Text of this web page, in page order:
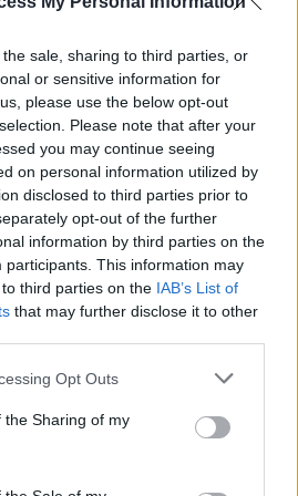
sale, sharing to third parties, or
or sensitive information for
please use the below opt-out
Please note that after your
you may continue seeing
on personal information utilized by
disclosed to third parties prior to
opt-out of the further
information by third parties on the
participants. This information may
third parties on the IAB’s List of
that may further disclose it to other
Opt Outs
the Sharing of my
W końcu jednak odwróciła głowę
przyglądał się twarzom
Inne dzieci powiedziały mu, że
razem z większością
że porywacze ją karmią, ale
„Zacząłem się trząść” –
co się właściwie dzieje. Na
i zamilkłem. Tylko to mogłem